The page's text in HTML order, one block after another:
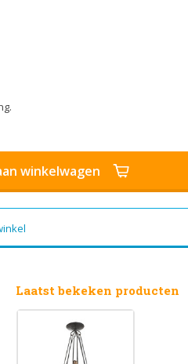
winkelwagen
Laatst bekeken producten